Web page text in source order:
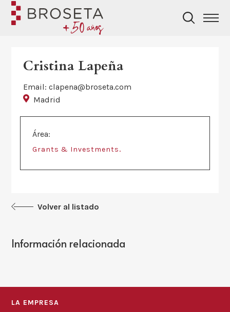
Volver al listado
Cristina Lapeña
Email: clapena@broseta.com
Madrid
Área:
Grants & Investments.
Información relacionada
LA EMPRESA